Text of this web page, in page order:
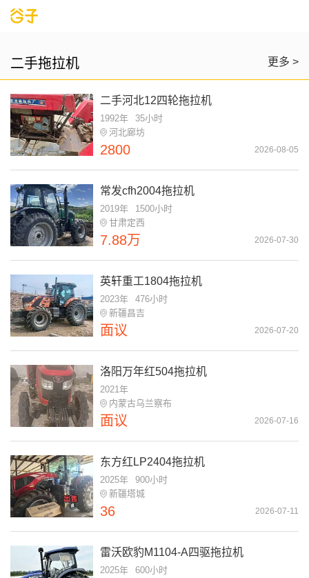
二手拖拉机 更多 >
二手河北12四轮拖拉机
1992年
35小时
河北廊坊
2800 2026-08-05
常发cfh2004拖拉机
2019年
1500小时
甘肃定西
7.88万 2026-07-30
英轩重工1804拖拉机
2023年
476小时
新疆昌吉
面议 2026-07-20
洛阳万年红504拖拉机
2021年
内蒙古乌兰察布
面议 2026-07-16
东方红LP2404拖拉机
2025年
900小时
新疆塔城
36 2026-07-11
雷沃欧豹M1104-A四驱拖拉机
2025年
600小时